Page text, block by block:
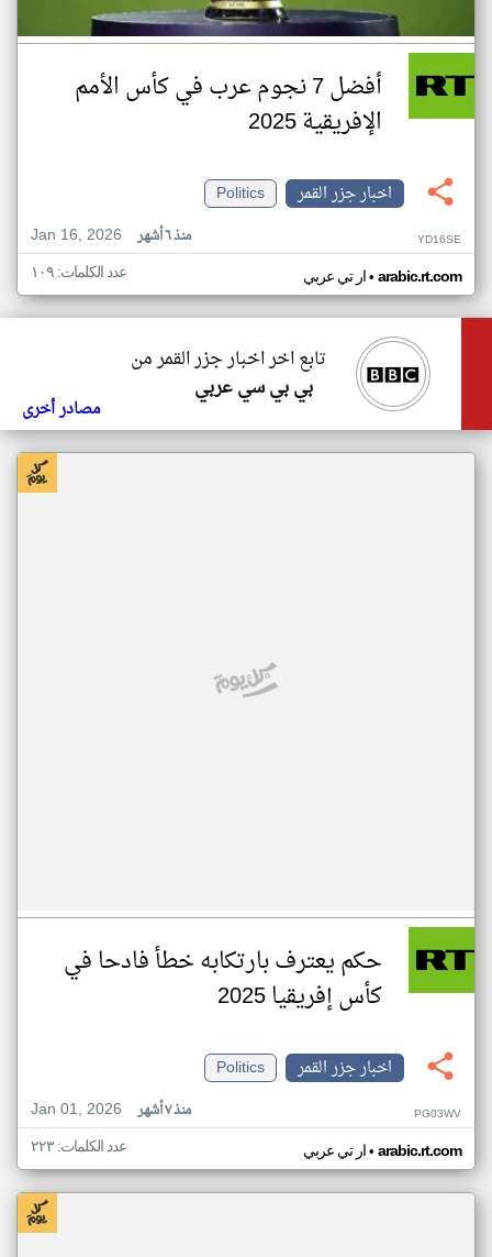
أفضل 7 نجوم عرب في كأس الأمم
الإفريقية 2025
اخبار جزر القمر
Politics
Jan 16, 2026
منذ ٦ أشهر YD16SE
ار تي عربي• arabic.rt.com عدد الكلمات: ١٠٩
تابع اخر اخبار جزر القمر من
بي بي سي عربي
مصادر أخرى
حكم يعترف بارتكابه خطأ فادحا في
كأس إفريقيا 2025
اخبار جزر القمر
Politics
Jan 01, 2026
منذ ٧ أشهر PG03WV
ار تي عربي• arabic.rt.com عدد الكلمات: ٢٢٣